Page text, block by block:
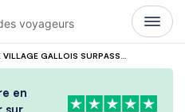
voyageurs
en